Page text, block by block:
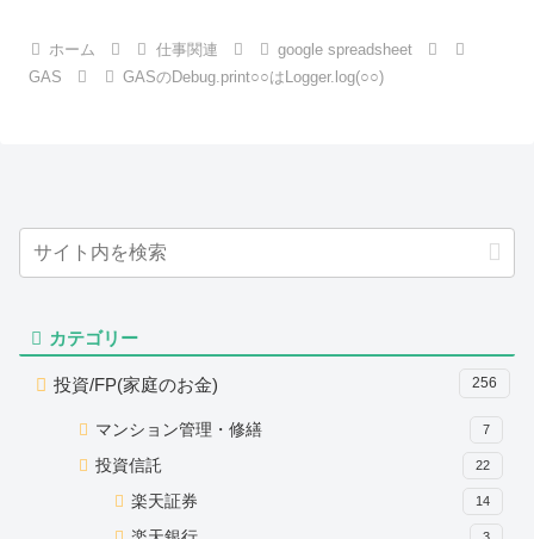
ホーム 仕事関連
google spreadsheet
GAS
GASのDebug.print○○はLogger.log(○○)
カテゴリー
投資/FP(家庭のお金) 256
マンション管理・修繕 7
投資信託 22
楽天証券 14